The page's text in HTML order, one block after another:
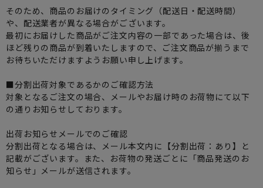
そのため、商品のお届けのタイミング（配送日・配送時間）
や、配送業者が異なる場合がございます。
最初にお届けした商品がご注文内容の一部であった場合は、後
ほど残りの商品が到着いたしますので、ご注文商品が揃うまで
お待ちいただけますようお願い申し上げます。
■分割出荷対象であるかのご確認方法
対象となるご注文の場合、メールやお届け時のお荷物にて以下
の通りお知らせしております。
出荷お知らせメールでのご確認
分割出荷となる場合は、メール本文内に【分割出荷：あり】と
記載がございます。また、お荷物の発送ごとに「商品発送のお
知らせ」メールが送信されます。